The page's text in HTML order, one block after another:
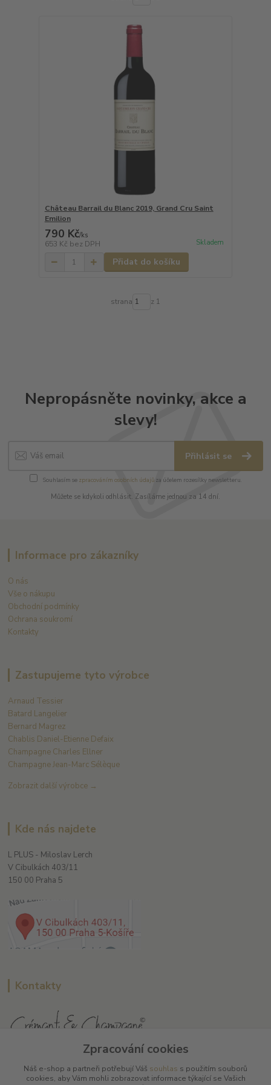
Château Barrail du Blanc 2019, Grand Cru Saint
Emilion
790 Kč/ks
653 Kč bez DPH Skladem
Přidat do košíku
strana z 1
Nepropásněte novinky, akce a
slevy!
Přihlásit se
Souhlasím se zpracováním osobních údajůza účelem rozesílky newsletteru.
Můžete se kdykoli odhlásit. Zasíláme jednou za 14 dní.
Informace pro zákazníky
O nás
Vše o nákupu
Obchodní podmínky
Ochrana soukromí
Kontakty
Zastupujeme tyto výrobce
Arnaud Tessier
Batard Langelier
Bernard Magrez
Chablis Daniel-Etienne Defaix
Champagne Charles Ellner
Champagne Jean-Marc Sélèque
Zobrazit další výrobce →
Kde nás najdete
L PLUS - Miloslav Lerch
V Cibulkách 403/11
150 00 Praha 5
Kontakty
+420 608 885 840
Zpracování cookies
Náš e-shop a partneři potřebují Váš souhlas s použitím souborů
cookies, aby Vám mohli zobrazovat informace týkající se Vašich